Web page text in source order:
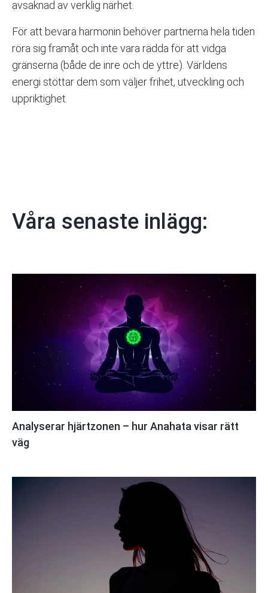
avsaknad av verklig närhet.
För att bevara harmonin behöver partnerna hela tiden
röra sig framåt och inte vara rädda för att vidga
gränserna (både de inre och de yttre). Världens
energi stöttar dem som väljer frihet, utveckling och
uppriktighet.
Våra senaste inlägg:
Analyserar hjärtzonen – hur Anahata visar rätt
väg